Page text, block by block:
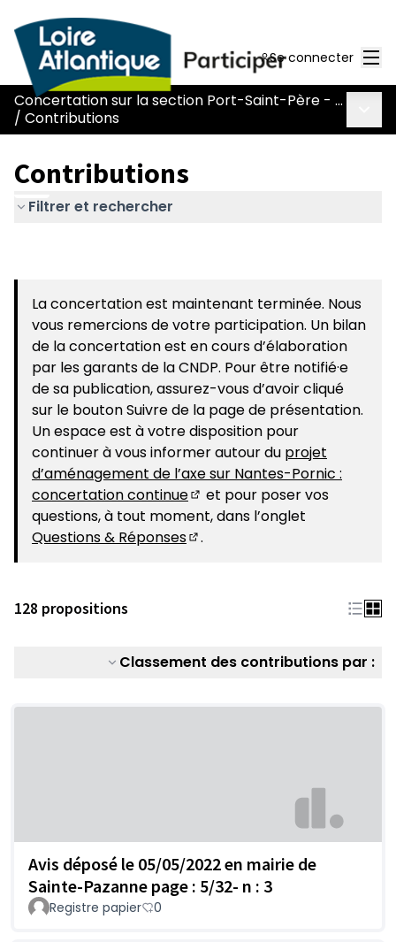
Se connecter
Concertation sur la section Port-Saint-Père - Le Pont Béranger de la route Nantes-Pornic
/ Contributions
Contributions
Filtrer et rechercher
La concertation est maintenant terminée. Nous
vous remercions de votre participation. Un bilan
de la concertation est en cours d’élaboration
par les garants de la CNDP. Pour être notifié·e
de sa publication, assurez-vous d’avoir cliqué
sur le bouton Suivre de la page de présentation.
Un espace est à votre disposition pour
continuer à vous informer autour du projet
d’aménagement de l’axe sur Nantes-Pornic :
concertation continue
(S'ouvre dans un nouvel
et pour poser vos
questions, à tout moment, dans l’onglet
Questions & Réponses
.
128 propositions
Classement des contributions par :
Avis déposé le 05/05/2022 en mairie de
Sainte-Pazanne page : 5/32- n : 3
Registre papier 0